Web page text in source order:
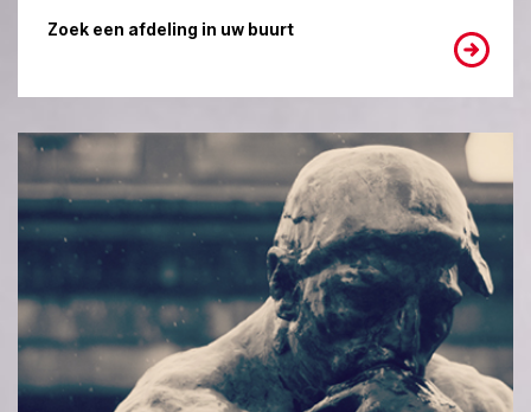
Zoek een afdeling in uw buurt